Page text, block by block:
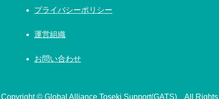
プライバシーポリシー
運営組織
お問い合わせ
Copyright © Global Alliance Toseki Support(GATS) All Rights